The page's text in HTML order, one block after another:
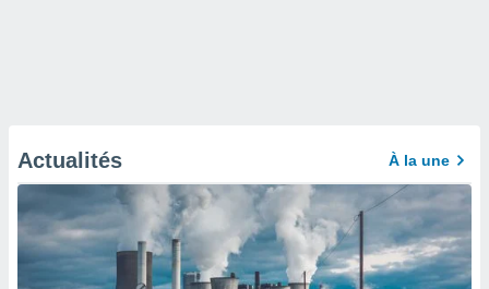
Actualités À la une